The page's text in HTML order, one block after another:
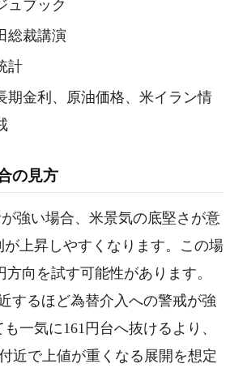
ュブック
総裁講演
計
期金利、原油価格、米イラン情
の見方
強い場合、米景気の底堅さが意
上昇しやすくなります。この場
方向を試す可能性があります。
するほど為替介入への警戒が強
一気に161円台へ抜けるより、
近で上値が重くなる展開を想定